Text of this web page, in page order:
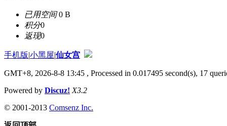
已用空间0 B
积分0
返现0
手机版|小黑屋|仙女宫
GMT+8, 2026-8-8 13:45 , Processed in 0.017495 second(s), 17
Powered by Discuz! X3.2
© 2001-2013 Comsenz Inc.